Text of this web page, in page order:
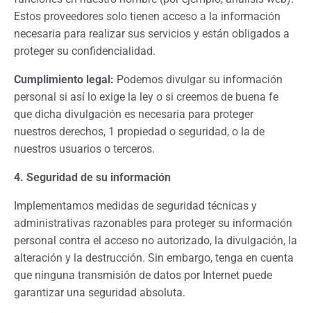
Estos proveedores solo tienen acceso a la información
necesaria para realizar sus servicios y están obligados a
proteger su confidencialidad.
Cumplimiento legal: Podemos divulgar su información
personal si así lo exige la ley o si creemos de buena fe
que dicha divulgación es necesaria para proteger
nuestros derechos, 1 propiedad o seguridad, o la de
nuestros usuarios o terceros.
4. Seguridad de su información
Implementamos medidas de seguridad técnicas y
administrativas razonables para proteger su información
personal contra el acceso no autorizado, la divulgación, la
alteración y la destrucción. Sin embargo, tenga en cuenta
que ninguna transmisión de datos por Internet puede
garantizar una seguridad absoluta.